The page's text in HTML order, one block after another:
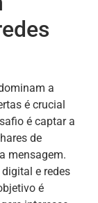
a
é crucial
é captar a
de
mensagem.
e redes
é